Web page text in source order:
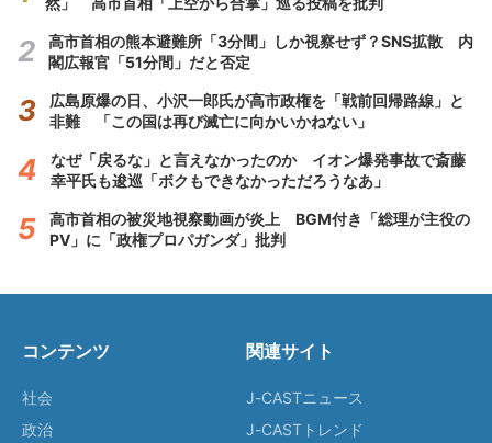
高市首相の熊本避難所「3分間」しか視察せず？SNS拡散 内
閣広報官「51分間」だと否定
広島原爆の日、小沢一郎氏が高市政権を「戦前回帰路線」と
非難 「この国は再び滅亡に向かいかねない」
なぜ「戻るな」と言えなかったのか イオン爆発事故で斎藤
幸平氏も逡巡「ボクもできなかっただろうなあ」
高市首相の被災地視察動画が炎上 BGM付き「総理が主役の
PV」に「政権プロパガンダ」批判
コンテンツ
社会
政治
関連サイト
J-CASTニュース
J-CASTトレンド